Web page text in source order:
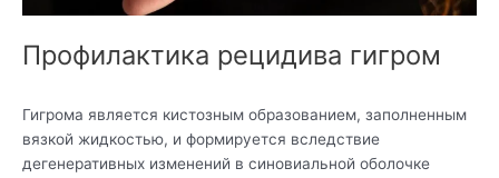
Профилактика рецидива гигром
Гигрома является кистозным образованием, заполненным
вязкой жидкостью, и формируется вследствие
дегенеративных изменений в синовиальной оболочке